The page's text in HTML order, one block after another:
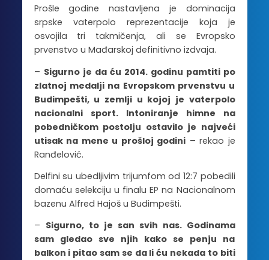
Prošle godine nastavljena je dominacija
srpske vaterpolo reprezentacije koja je
osvojila tri takmičenja, ali se Evropsko
prvenstvo u Mađarskoj definitivno izdvaja.
– Sigurno je da ću 2014. godinu pamtiti po
zlatnoj medalji na Evropskom prvenstvu u
Budimpešti, u zemlji u kojoj je vaterpolo
nacionalni sport. Intoniranje himne na
pobedničkom postolju ostavilo je najveći
utisak na mene u prošloj godini – rekao je
Ranđelović.
Delfini su ubedljivim trijumfom od 12:7 pobedili
domaću selekciju u finalu EP na Nacionalnom
bazenu Alfred Hajoš u Budimpešti.
– Sigurno, to je san svih nas. Godinama
sam gledao sve njih kako se penju na
balkon i pitao sam se da li ću nekada to biti